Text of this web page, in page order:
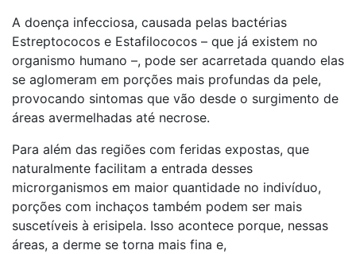
A doença infecciosa, causada pelas bactérias
Estreptococos e Estafilococos – que já existem no
organismo humano –, pode ser acarretada quando elas
se aglomeram em porções mais profundas da pele,
provocando sintomas que vão desde o surgimento de
áreas avermelhadas até necrose.
Para além das regiões com feridas expostas, que
naturalmente facilitam a entrada desses
microrganismos em maior quantidade no indivíduo,
porções com inchaços também podem ser mais
suscetíveis à erisipela. Isso acontece porque, nessas
áreas, a derme se torna mais fina e,